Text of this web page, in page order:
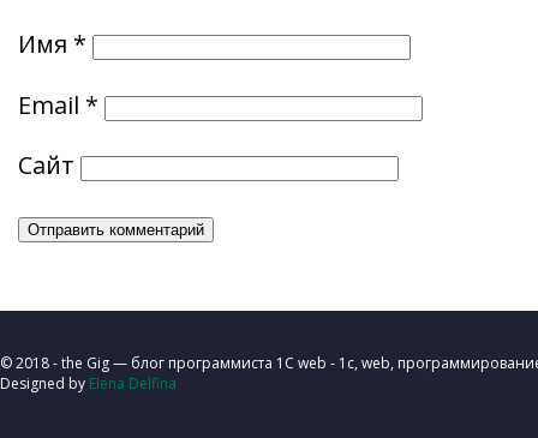
Имя *
Email *
Сайт
© 2018 - the Gig — блог программиста 1C web - 1с, web,
Designed by Elena Delfina